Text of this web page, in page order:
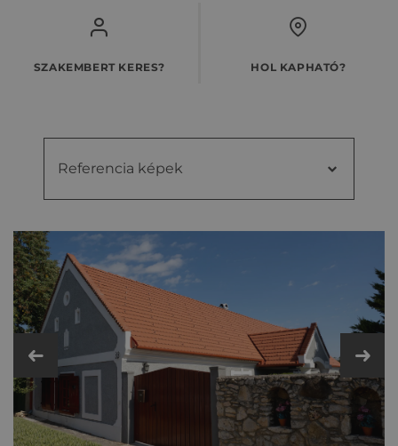
SZAKEMBERT KERES? HOL KAPHATÓ?
Referencia képek
Videók
Kiegészítő cseréptípusok
Fém- és műanyag kiegészítők
Műszaki adatok
képek